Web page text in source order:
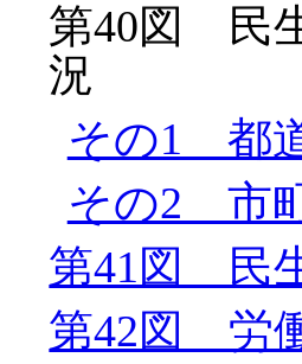
第40図 民
況
その1 都
その2 市
第41図 民
第42図 労